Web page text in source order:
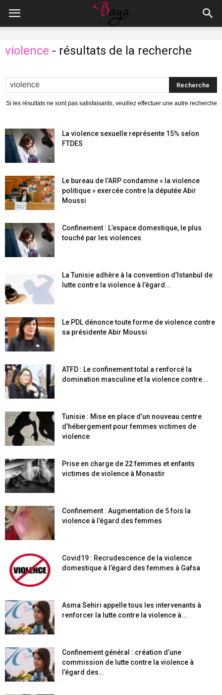
violence - résultats de la recherche
Si les résultats ne sont pas satisfaisants, veuillez effectuer une autre recherche
La violence sexuelle représente 15% selon
FTDES
Le bureau de l’ARP condamne « la violence
politique » exercée contre la députée Abir
Moussi
Confinement : L’espace domestique, le plus
touché par les violences
La Tunisie adhère à la convention d’Istanbul de
lutte contre la violence à l’égard...
Le PDL dénonce toute forme de violence contre
sa présidente Abir Moussi
ATFD : Le confinement total a renforcé la
domination masculine et la violence contre...
Tunisie : Mise en place d’un nouveau centre
d’hébergement pour femmes victimes de
violence
Prise en charge de 22 femmes et enfants
victimes de violence à Monastir
Confinement : Augmentation de 5 fois la
violence à l’égard des femmes
Covid19 : Recrudescence de la violence
domestique à l’égard des femmes à Gafsa
Asma Sehiri appelle tous les intervenants à
renforcer la lutte contre la violence à...
Confinement général : création d’une
commission de lutte contre la violence à
l’égard des...